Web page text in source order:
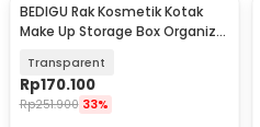
BEDIGU Rak Kosmetik Kotak
Make Up Storage Box Organizer
Transparent
Rp170.100
Rp251.900 33%